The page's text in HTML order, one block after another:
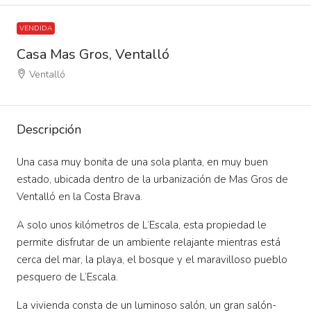
VENDIDA
Casa Mas Gros, Ventalló
Ventalló
Descripción
Una casa muy bonita de una sola planta, en muy buen
estado, ubicada dentro de la urbanización de Mas Gros de
Ventalló en la Costa Brava.
A solo unos kilómetros de L’Escala, esta propiedad le
permite disfrutar de un ambiente relajante mientras está
cerca del mar, la playa, el bosque y el maravilloso pueblo
pesquero de L’Escala.
La vivienda consta de un luminoso salón, un gran salón-